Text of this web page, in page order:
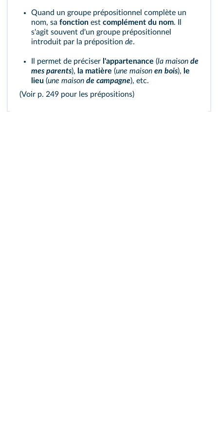
Quand un groupe prépositionnel complète un
nom, sa fonction est complément du nom. Il
s'agit souvent d'un groupe prépositionnel
introduit par la préposition de.
Il permet de préciser l'appartenance (la maison de
mes parents), la matière (une maison en bois), le
lieu (une maison de campagne), etc.
(Voir p. 249 pour les prépositions)